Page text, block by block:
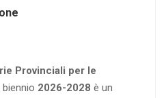
Provinciali per le
biennio 2026-2028 è un